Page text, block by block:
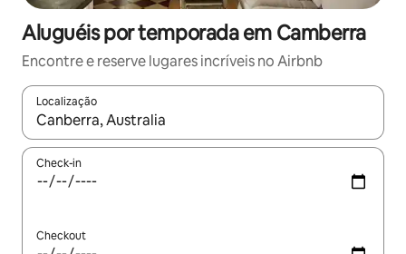
Aluguéis por temporada em Camberra
Encontre e reserve lugares incríveis no Airbnb
Localização
Quando os resultados estiverem disponíveis, explore-os
Check-in
Checkout